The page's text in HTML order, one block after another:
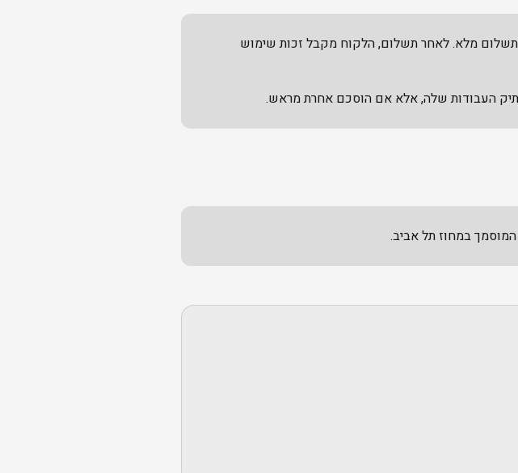
לתשלום מלא. לאחר תשלום, הלקוח מקבל זכות שימוש
העבודות שלה, אלא אם הוסכם אחרת מראש.
במחוז תל אביב.